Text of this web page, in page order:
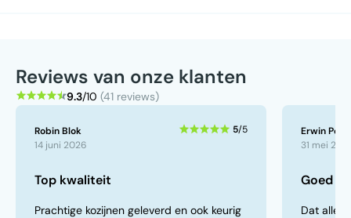
Reviews van onze klanten
9.3/10 (41 reviews)
Robin Blok
14 juni 2026
5/5
Top kwaliteit
Prachtige kozijnen geleverd en ook keurig
Erwin Peek
31 mei
Goed
Dat alles